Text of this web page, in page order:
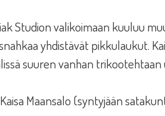
Studion valikoimaan kuuluu
yhdistävät pikkulaukut.
suuren vanhan
Maansalo (syntyjään